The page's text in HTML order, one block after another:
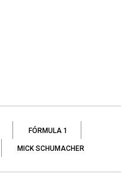
FÓRMULA 1
MICK SCHUMACHER